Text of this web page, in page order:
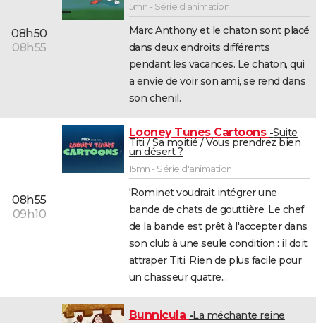
08h50
08h55
5mn - Série d'animation
Marc Anthony et le chaton sont placé
dans deux endroits différents
pendant les vacances. Le chaton, qui
a envie de voir son ami, se rend dans
son chenil.
08h55
09h10
Looney Tunes Cartoons Suite
Titi / Sa moitié / Vous prendrez bien
un désert ?
15mn - Série d'animation
'Rominet voudrait intégrer une
bande de chats de gouttière. Le chef
de la bande est prêt à l'accepter dans
son club à une seule condition : il doit
attraper Titi. Rien de plus facile pour
un chasseur quatre...
Bunnicula La méchante reine